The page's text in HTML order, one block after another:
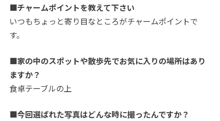
■チャームポイントを教えて下さい
いつもちょっと寄り目なところがチャームポイントで
す。
■家の中のスポットや散歩先でお気に入りの場所はあり
ますか？
食卓テーブルの上
■今回選ばれた写真はどんな時に撮ったんですか？